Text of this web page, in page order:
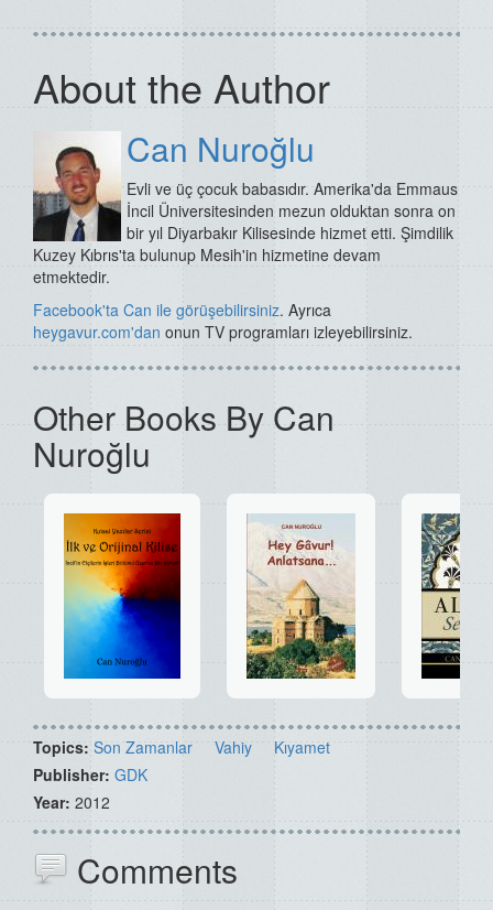
About the Author
Can Nuroğlu
Evli ve üç çocuk babasıdır. Amerika'da Emmaus
İncil Üniversitesinden mezun olduktan sonra on
bir yıl Diyarbakır Kilisesinde hizmet etti. Şimdilik
Kuzey Kıbrıs'ta bulunup Mesih'in hizmetine devam
etmektedir.
Facebook'ta Can ile görüşebilirsiniz. Ayrıca
heygavur.com'dan onun TV programları izleyebilirsiniz.
Other Books By Can
Nuroğlu
Topics: Son Zamanlar Vahiy
Kıyamet
Publisher: GDK
Year: 2012
Comments